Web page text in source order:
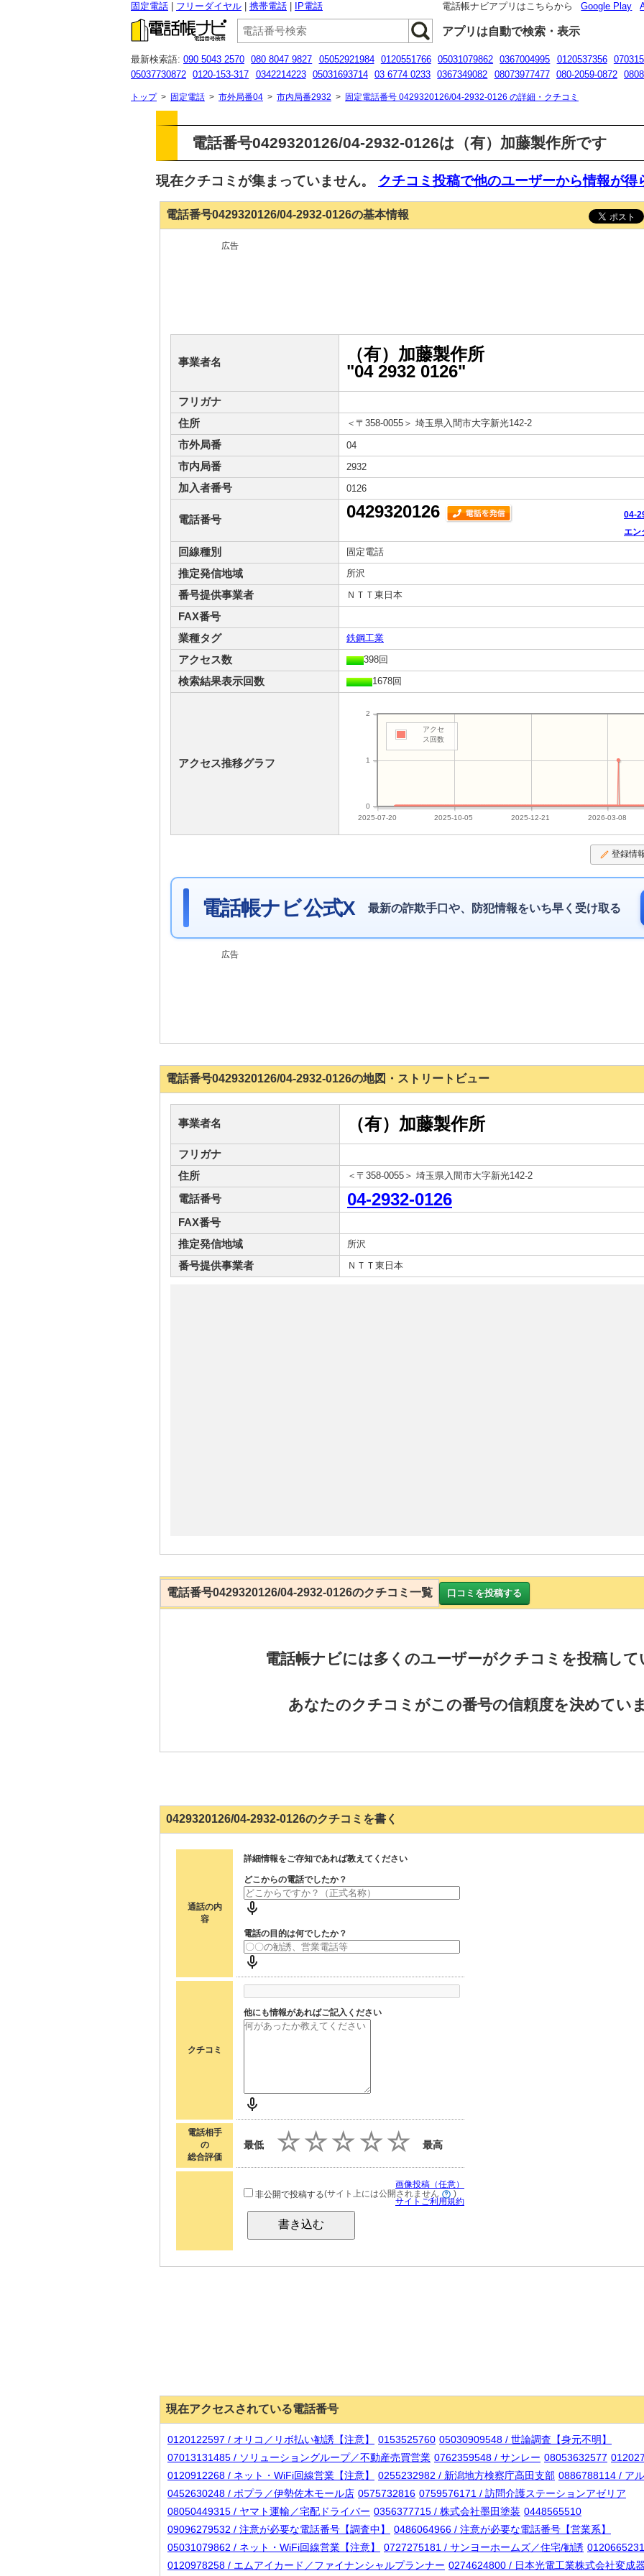
固定電話 フリーダイヤル 携帯電話 IP電話 電話帳ナビアプリはこちらから Google Play
アプリは自動で検索・表示
最新検索語: 090 5043 2570 080 8047 9827 05052921984 0120551766 05031079862 0367004995 0120537356
05037730872
0120-153-317 0342214223 05031693714 03 6774 0233 0367349082 08073977477 080-2059-0872
トップ> 固定電話 > 市外局番04 > 市内局番2932 > 固定電話番号 0429320126/04-2932-0126 の詳細・クチコミ
電話番号0429320126/04-2932-0126は（有）加藤製作所です
現在クチコミが集まっていません。 クチコミ投稿で他のユーザーから情報が得
電話番号0429320126/04-2932-0126の基本情報
広告
事業者名
（有）加藤製作所
"04 2932 0126"
フリガナ
住所
＜〒358-0055＞ 埼玉県入間市大字新光142-2
市外局番 04
市内局番 2932
加入者番号 0126
電話番号
04-
エン
0429320126
回線種別 固定電話
推定発信地域 所沢
番号提供事業者 ＮＴＴ東日本
FAX番号
業種タグ
鉄鋼工業
アクセス数 398回
検索結果表示回数 1678回
アクセス推移グラフ
2025-07-20 2025-10-05 2025-12-21 2026-03-08
0
1
2
アクセ
ス回数
登録情
電話帳ナビ 公式X 最新の詐欺手口や、防犯情報をいち早く受け取る
広告
電話番号0429320126/04-2932-0126の地図・ストリートビュー
事業者名 （有）加藤製作所
フリガナ
住所
＜〒358-0055＞ 埼玉県入間市大字新光142-2
電話番号 04-2932-0126
FAX番号
推定発信地域
所沢
番号提供事業者 ＮＴＴ東日本
電話番号0429320126/04-2932-0126のクチコミ一覧 口コミを投稿する
電話帳ナビには多くのユーザーがクチコミを投稿して
あなたのクチコミがこの番号の信頼度を決めていま
0429320126/04-2932-0126のクチコミを書く
通話の内
容
詳細情報をご存知であれば教えてください
どこからの電話でしたか？
電話の目的は何でしたか？
クチコミ
他にも情報があればご記入ください
電話相手
の
総合評価
最低 最高
非公開で投稿する(サイト上には公開されません )
画像投稿（任意）
サイトご利用規約
現在アクセスされている電話番号
0120122597 / オリコ／リボ払い勧誘【注意】 0153525760 05030909548 / 世論調査【身元不明】
07013131485 / ソリューショングループ／不動産売買営業 0762359548 / サンレー 08053632577
0120912268 / ネット・WiFi回線営業【注意】
0255232982 / 新潟地方検察庁高田支部 0886788114 / ア
0452630248 / ポプラ／伊勢佐木モール店 0575732816 0759576171 / 訪問介護ステーションアゼリア
08050449315 / ヤマト運輸／宅配ドライバー 0356377715 / 株式会社墨田塗装 0448565510
09096279532 / 注意が必要な電話番号【調査中】
0486064966 / 注意が必要な電話番号【営業系】
05031079862 / ネット・WiFi回線営業【注意】
0727275181 / サンヨーホームズ／住宅/勧誘
0120978258 / エムアイカード／ファイナンシャルプランナー 0274624800 / 日本光電工業株式会社変成